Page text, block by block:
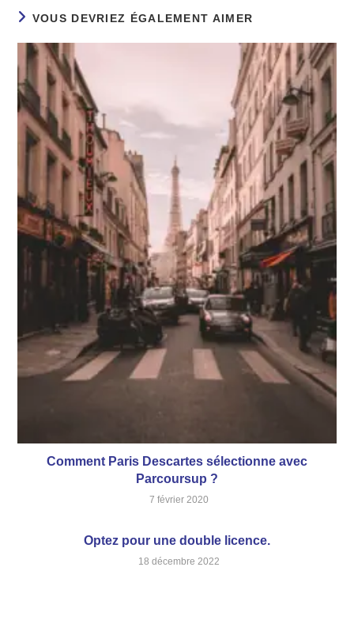
VOUS DEVRIEZ ÉGALEMENT AIMER
Comment Paris Descartes sélectionne avec
Parcoursup ?
7 février 2020
Optez pour une double licence.
18 décembre 2022